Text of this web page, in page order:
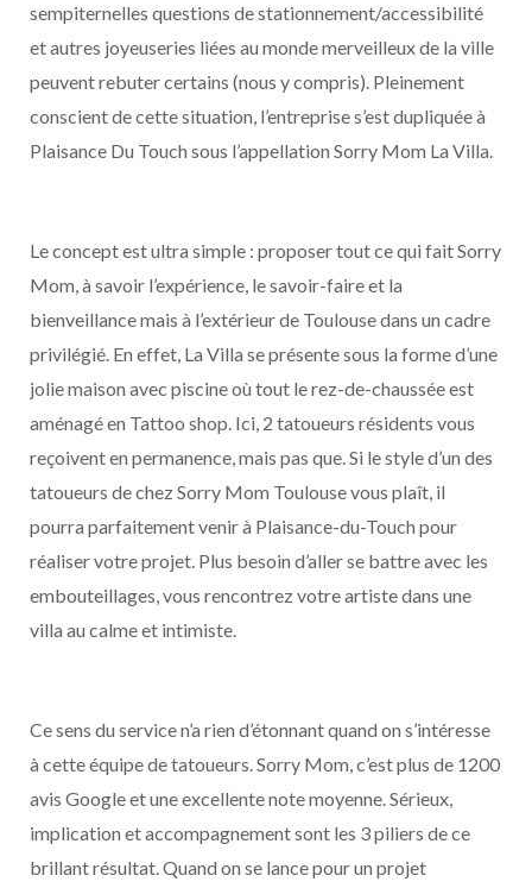
sempiternelles questions de stationnement/accessibilité
et autres joyeuseries liées au monde merveilleux de la ville
peuvent rebuter certains (nous y compris). Pleinement
conscient de cette situation, l’entreprise s’est dupliquée à
Plaisance Du Touch sous l’appellation Sorry Mom La Villa.
Le concept est ultra simple : proposer tout ce qui fait Sorry
Mom, à savoir l’expérience, le savoir-faire et la
bienveillance mais à l’extérieur de Toulouse dans un cadre
privilégié. En effet, La Villa se présente sous la forme d’une
jolie maison avec piscine où tout le rez-de-chaussée est
aménagé en Tattoo shop. Ici, 2 tatoueurs résidents vous
reçoivent en permanence, mais pas que. Si le style d’un des
tatoueurs de chez Sorry Mom Toulouse vous plaît, il
pourra parfaitement venir à Plaisance-du-Touch pour
réaliser votre projet. Plus besoin d’aller se battre avec les
embouteillages, vous rencontrez votre artiste dans une
villa au calme et intimiste.
Ce sens du service n’a rien d’étonnant quand on s’intéresse
à cette équipe de tatoueurs. Sorry Mom, c’est plus de 1200
avis Google et une excellente note moyenne. Sérieux,
implication et accompagnement sont les 3 piliers de ce
brillant résultat. Quand on se lance pour un projet